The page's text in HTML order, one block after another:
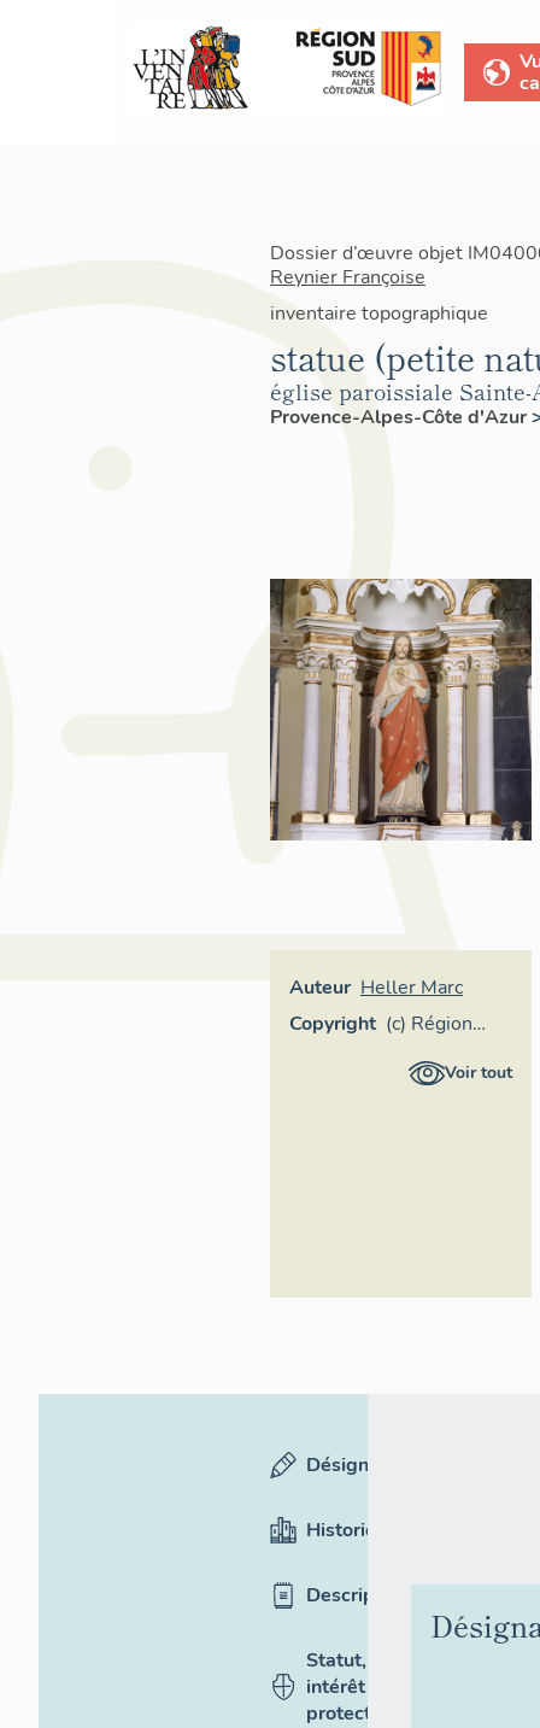
Dossier d’œuvre objet
Reynier Françoise
inventaire topographique
statue (petite
église paroissiale Sainte-
Provence-Alpes-Côte d'Azur
Auteur Heller Marc
Copyright (c) Région
Provence-Voir tout
Désignation
Historique
Description
Statut,
intérêt et
protection